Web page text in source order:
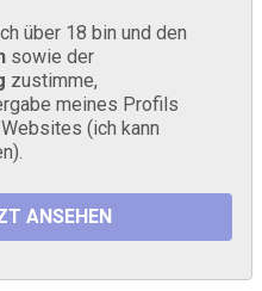
über 18 bin und den
sowie der
zustimme,
meines Profils
(ich kann